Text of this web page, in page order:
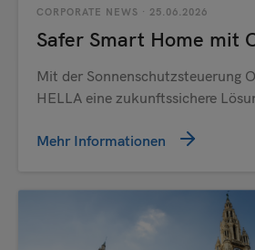
CORPORATE NEWS · 25.06.2026
Safer Smart Home mit
Mit der Sonnenschutzsteuerung
HELLA eine zukunftssichere
Mehr Informationen